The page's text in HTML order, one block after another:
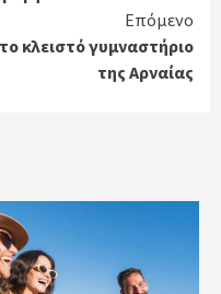
Επόμενο
κλειστό γυμναστήριο
της Αρναίας